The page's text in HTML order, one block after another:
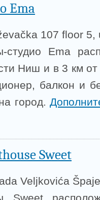
Ema
107 floor 5,
студио Ema
Ниш и в 3 км
балкон и
город.
Sweet
Veljkovića